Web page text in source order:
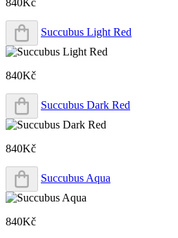
840Kč
Succubus Light Red
840Kč
Succubus Dark Red
840Kč
Succubus Aqua
840Kč